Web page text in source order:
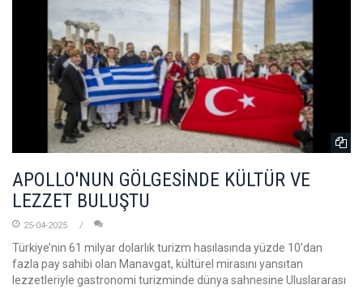
APOLLO'NUN GÖLGESİNDE KÜLTÜR VE
LEZZET BULUŞTU
25-04-2025
Türkiye’nin 61 milyar dolarlık turizm hasılasında yüzde 10’dan
fazla pay sahibi olan Manavgat, kültürel mirasını yansıtan
lezzetleriyle gastronomi turizminde dünya sahnesine Uluslararası